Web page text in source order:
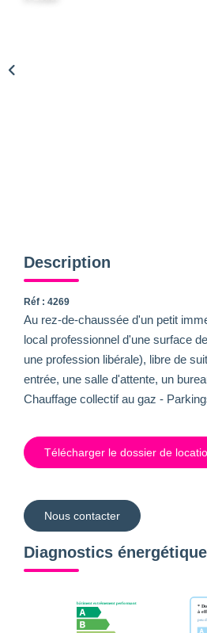
Description
Réf : 4269
Au rez-de-chaussée d'un petit
local professionnel d'une surface
une profession libérale), libre de
entrée, une salle d'attente, un
Chauffage collectif au gaz -
Télécharger le dossier de
Nous contacter
Diagnostics